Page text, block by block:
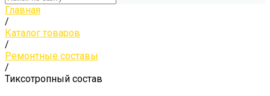
Главная
/
Каталог товаров
/
Ремонтные составы
/
Тиксотропный состав